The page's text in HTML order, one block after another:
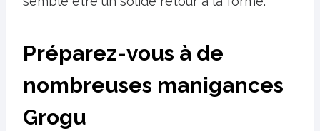
Préparez-vous à de
nombreuses manigances
Grogu